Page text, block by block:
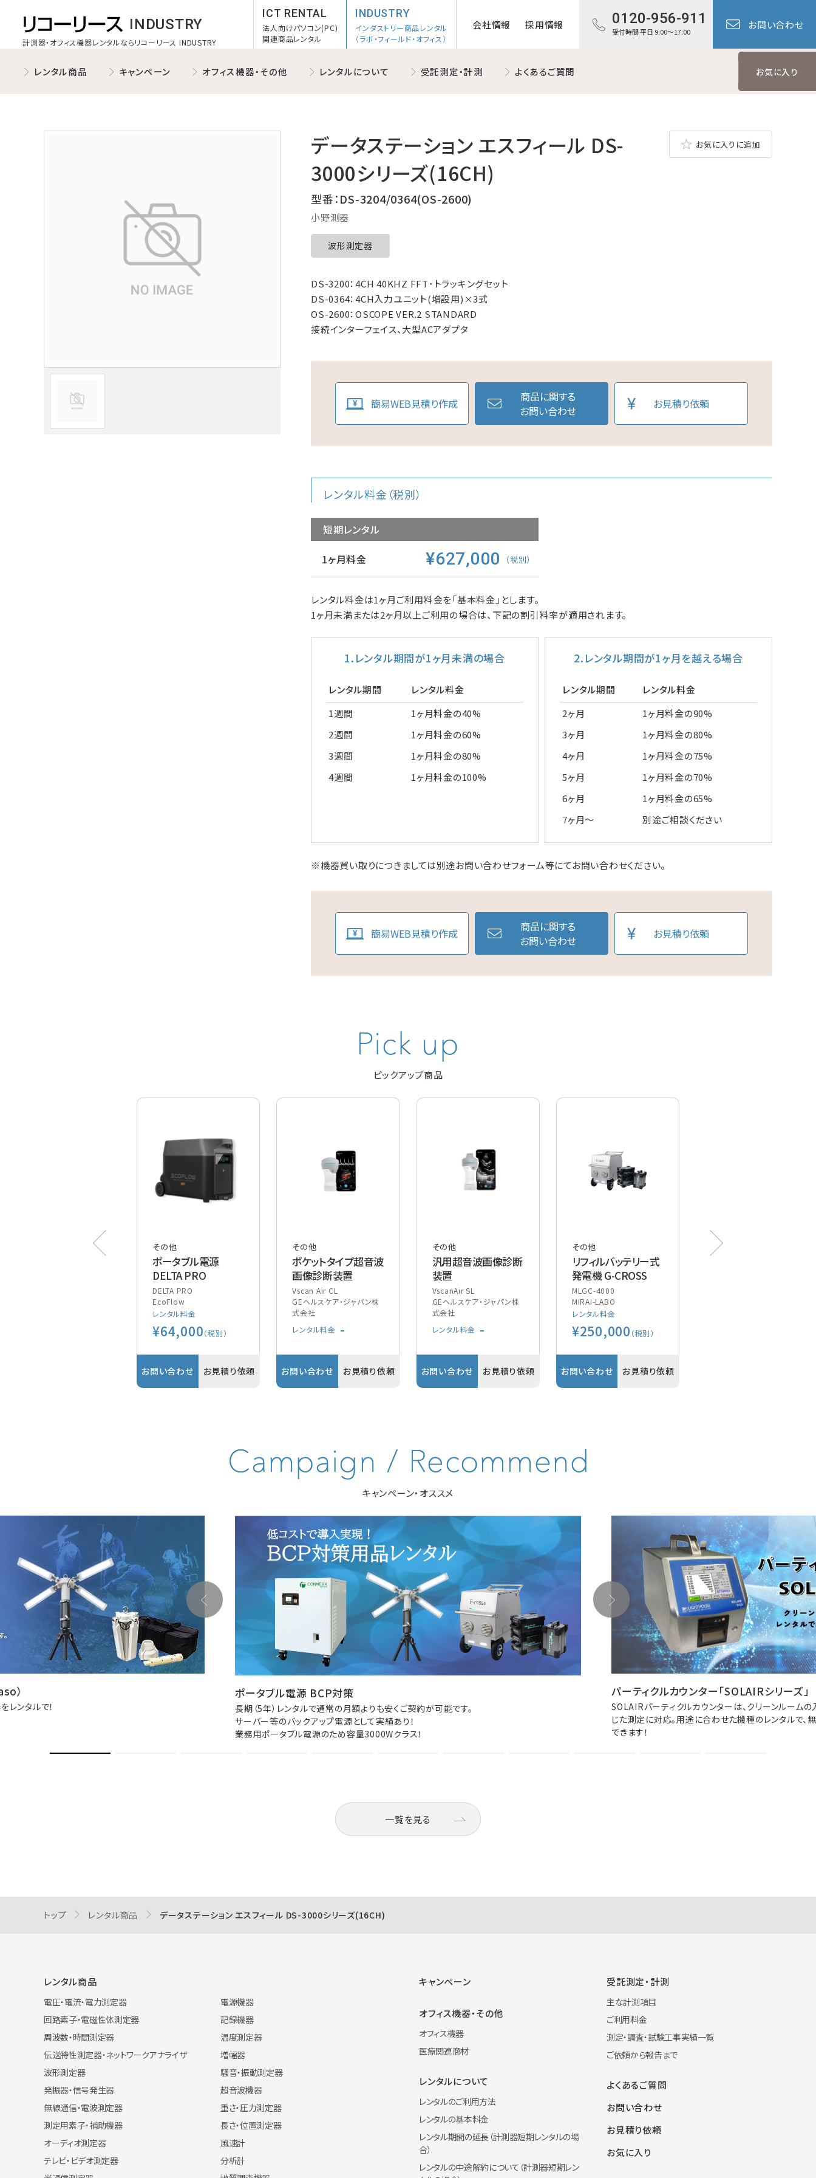
INDUSTRY
計測器・オフィス機器レンタルならリコーリース INDUSTRY
ICT RENTAL
法人向けパソコン(PC)
関連商品レンタル
INDUSTRY
インダストリー商品レンタル
（ラボ・フィールド・オフィス）
会社情報 採用情報 0120-956-911
受付時間 平日 9:00～17:00
お問い合わせ
レンタル商品 キャンペーン オフィス機器・その他 レンタルについて 受託測定・計測 よくあるご質問 お気に入り
データステーション エスフィール DS-
3000シリーズ(16CH)
型番：DS-3204/0364(OS-2600)
小野測器
波形測定器
DS-3200：4CH 40KHZ FFT･トラッキングセット
DS-0364：4CH入力ユニット(増設用)×3式
OS-2600：OSCOPE VER.2 STANDARD
接続インターフェイス、大型ACアダプタ
お気に入りに追加
簡易WEB見積り作成
商品に関する
お問い合わせ
お見積り依頼
レンタル料金（税別）
短期レンタル
1ヶ月料金 ¥627,000 （税別）
レンタル料金は1ヶ月ご利用料金を「基本料金」とします。
1ヶ月未満または2ヶ月以上ご利用の場合は、下記の割引料率が適用されます。
1.レンタル期間が1ヶ月未満の場合
レンタル期間
レンタル料金
1週間
1ヶ月料金の40%
2週間
1ヶ月料金の60%
3週間
1ヶ月料金の80%
4週間
1ヶ月料金の100%
2.レンタル期間が1ヶ月を越える場合
レンタル期間
レンタル料金
2ヶ月
1ヶ月料金の90%
3ヶ月
1ヶ月料金の80%
4ヶ月
1ヶ月料金の75%
5ヶ月
1ヶ月料金の70%
6ヶ月
1ヶ月料金の65%
7ヶ月～
別途ご相談ください
※機器買い取りにつきましては別途お問い合わせフォーム等にてお問い合わせください。
簡易WEB見積り作成
商品に関する
お問い合わせ
お見積り依頼
ピックアップ商品
その他
ポータブル電源
DELTA PRO
DELTA PRO
EcoFlow
レンタル料金
¥64,000（税別）
お問い合わせ お見積り依頼
その他
ポケットタイプ超音波
画像診断装置
Vscan Air CL
GEヘルスケア・ジャパン株
式会社
レンタル料金 -
お問い合わせ お見積り依頼
その他
汎用超音波画像診断
装置
VscanAir SL
GEヘルスケア・ジャパン株
式会社
レンタル料金 -
お問い合わせ お見積り依頼
その他
リフィルバッテリー式
発電機 G-CROSS
MLGC-4000
MIRAI-LABO
レンタル料金
¥250,000 （税別）
お問い合わせ お見積り依頼
その他
キャンペーン・オススメ
）
ンタルで！
ポータブル電源 BCP対策
長期（5年）レンタルで通常の月額よりも安くご契約が可能です。
サーバー等のバックアップ電源として実績あり！
業務用ポータブル電源のため容量3000Wクラス！
パーティクルカウンター「SOLAIRシリーズ」
SOLAIRパーティクルカウンターは、クリーンルーム
じた測定に対応。用途に合わせた機種のレンタルで
できます！
一覧を見る
トップ レンタル商品 データステーション エスフィール DS-3000シリーズ(16CH)
レンタル商品
電圧・電流・電力測定器
回路素子・電磁性体測定器
周波数・時間測定器
伝送特性測定器・ネットワークアナライザ
波形測定器
発振器・信号発生器
無線通信・電波測定器
測定用素子・補助機器
オーディオ測定器
テレビ・ビデオ測定器
電源機器
記録機器
温度測定器
増幅器
騒音・振動測定器
超音波機器
重さ・圧力測定器
長さ・位置測定器
風速計
分析計
キャンペーン
オフィス機器・その他
オフィス機器
医療関連商材
レンタルについて
レンタルのご利用方法
レンタルの基本料金
レンタル期間の延長（計測器短期レンタルの場
合）
レンタルの中途解約について（計測器短期レン
受託測定・計測
主な計測項目
ご利用料金
測定・調査・試験工事実績一覧
ご依頼から報告まで
よくあるご質問
お問い合わせ
お見積り依頼
お気に入り